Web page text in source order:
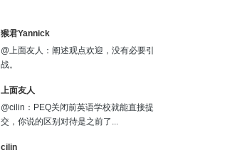
猴君Yannick
@上面友人：阐述观点欢迎，没有必要引
战。
上面友人
@cilin：PEQ关闭前英语学校就能直接提
交，你说的区别对待是之前了...
cilin